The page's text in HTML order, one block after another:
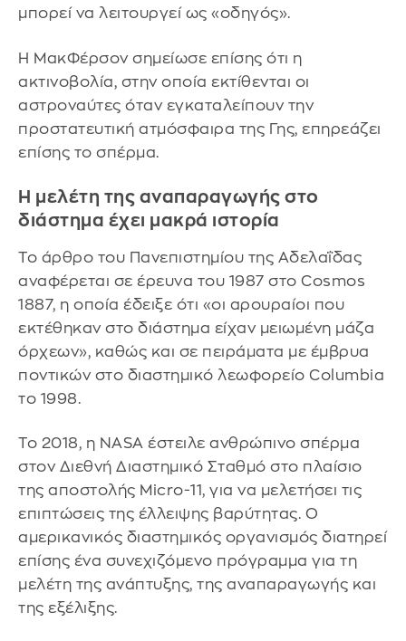
μπορεί να λειτουργεί ως «οδηγός».
Η ΜακΦέρσον σημείωσε επίσης ότι η
ακτινοβολία, στην οποία εκτίθενται οι
αστροναύτες όταν εγκαταλείπουν την
προστατευτική ατμόσφαιρα της Γης, επηρεάζει
επίσης το σπέρμα.
Η μελέτη της αναπαραγωγής στο
διάστημα έχει μακρά ιστορία
Το άρθρο του Πανεπιστημίου της Αδελαΐδας
αναφέρεται σε έρευνα του 1987 στο Cosmos
1887, η οποία έδειξε ότι «οι αρουραίοι που
εκτέθηκαν στο διάστημα είχαν μειωμένη μάζα
όρχεων», καθώς και σε πειράματα με έμβρυα
ποντικών στο διαστημικό λεωφορείο Columbia
το 1998.
Το 2018, η NASA έστειλε ανθρώπινο σπέρμα
στον Διεθνή Διαστημικό Σταθμό στο πλαίσιο
της αποστολής Micro-11, για να μελετήσει τις
επιπτώσεις της έλλειψης βαρύτητας. Ο
αμερικανικός διαστημικός οργανισμός διατηρεί
επίσης ένα συνεχιζόμενο πρόγραμμα για τη
μελέτη της ανάπτυξης, της αναπαραγωγής και
της εξέλιξης.